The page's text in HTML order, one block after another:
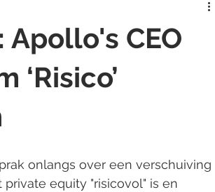
CEO
‘Risico’
onlangs over een verschuiving
equity "risicovol" is en